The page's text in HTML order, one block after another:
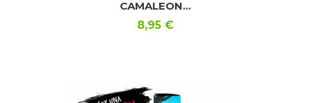
CAMALEON...
Precio
8,95 €